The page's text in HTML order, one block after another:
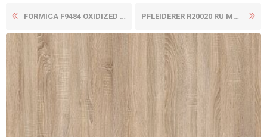
FORMICA F9484 OXIDIZED BEAM... PFLEIDERER R20020 RU MOCHA ...